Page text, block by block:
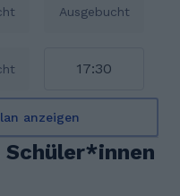
Ausgebucht
17:30
anzeigen